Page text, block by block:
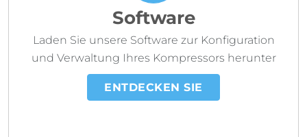
Software
Laden Sie unsere Software zur Konfiguration
und Verwaltung Ihres Kompressors herunter
ENTDECKEN SIE